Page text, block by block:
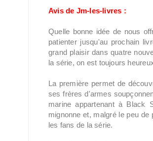
Avis de Jm-les-livres :
Quelle bonne idée de nous
patienter jusqu'au prochain
grand plaisir dans quatre
la série, on est toujours
La première permet de
ses frères d'armes
marine appartenant à Black
mignonne et, malgré le peu
les fans de la série.